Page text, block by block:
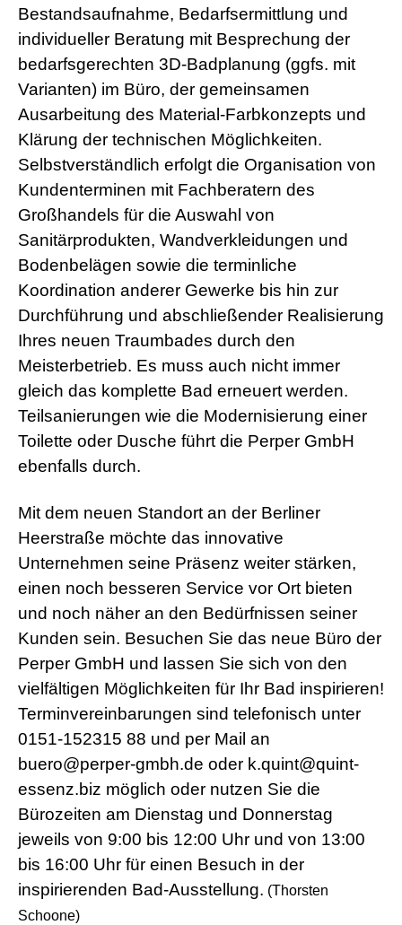
Bestandsaufnahme, Bedarfsermittlung und
individueller Beratung mit Besprechung der
bedarfsgerechten 3D-Badplanung (ggfs. mit
Varianten) im Büro, der gemeinsamen
Ausarbeitung des Material-Farbkonzepts und
Klärung der technischen Möglichkeiten.
Selbstverständlich erfolgt die Organisation von
Kundenterminen mit Fachberatern des
Großhandels für die Auswahl von
Sanitärprodukten, Wandverkleidungen und
Bodenbelägen sowie die terminliche
Koordination anderer Gewerke bis hin zur
Durchführung und abschließender Realisierung
Ihres neuen Traumbades durch den
Meisterbetrieb. Es muss auch nicht immer
gleich das komplette Bad erneuert werden.
Teilsanierungen wie die Modernisierung einer
Toilette oder Dusche führt die Perper GmbH
ebenfalls durch.
Mit dem neuen Standort an der Berliner
Heerstraße möchte das innovative
Unternehmen seine Präsenz weiter stärken,
einen noch besseren Service vor Ort bieten
und noch näher an den Bedürfnissen seiner
Kunden sein. Besuchen Sie das neue Büro der
Perper GmbH und lassen Sie sich von den
vielfältigen Möglichkeiten für Ihr Bad inspirieren!
Terminvereinbarungen sind telefonisch unter
0151-152315 88 und per Mail an
buero@perper-gmbh.de oder k.quint@quint-
essenz.biz möglich oder nutzen Sie die
Bürozeiten am Dienstag und Donnerstag
jeweils von 9:00 bis 12:00 Uhr und von 13:00
bis 16:00 Uhr für einen Besuch in der
inspirierenden Bad-Ausstellung. (Thorsten
Schoone)